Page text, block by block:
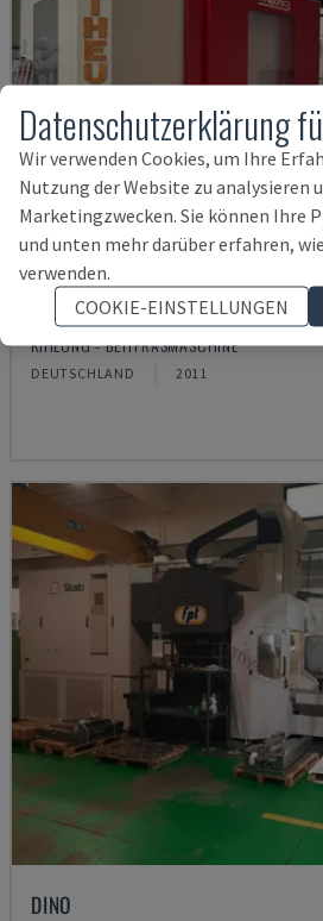
RIGITRAX X 8000
KIHEUNG - BETTFRÄSMASCHINE
DEUTSCHLAND 2011
DINO
Datenschutzerklärung
Wir verwenden Cookies, um Ihre
Nutzung der Website zu analysieren
Marketingzwecken. Sie können Ihre
und unten mehr darüber erfahren,
verwenden.
COOKIE-EINSTELLUNGEN